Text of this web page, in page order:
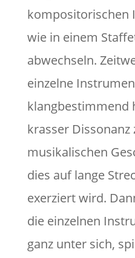
kompositorischen
wie in einem
abwechseln.
einzelne
klangbestimmend
krasser
musikalischen
dies auf lange
exerziert wird.
die einzelnen
ganz unter sich,